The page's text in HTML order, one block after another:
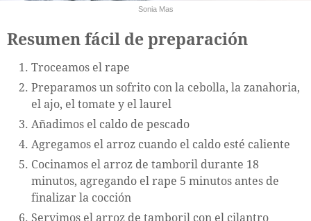
Sonia Mas
Resumen fácil de preparación
Troceamos el rape
Preparamos un sofrito con la cebolla, la zanahoria,
el ajo, el tomate y el laurel
Añadimos el caldo de pescado
Agregamos el arroz cuando el caldo esté caliente
Cocinamos el arroz de tamboril durante 18
minutos, agregando el rape 5 minutos antes de
finalizar la cocción
Servimos el arroz de tamboril con el cilantro